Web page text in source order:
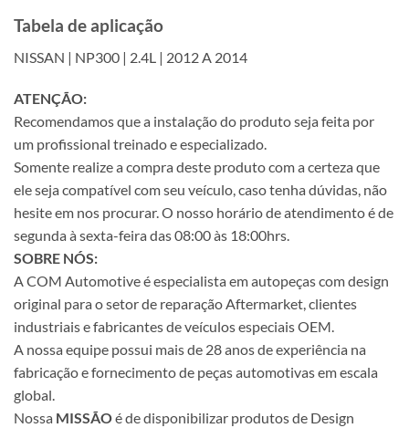
Tabela de aplicação
NISSAN | NP300 | 2.4L | 2012 A 2014
ATENÇÃO:
Recomendamos que a instalação do produto seja feita por
um profissional treinado e especializado.
Somente realize a compra deste produto com a certeza que
ele seja compatível com seu veículo, caso tenha dúvidas, não
hesite em nos procurar. O nosso horário de atendimento é de
segunda à sexta-feira das 08:00 às 18:00hrs.
SOBRE NÓS:
A COM Automotive é especialista em autopeças com design
original para o setor de reparação Aftermarket, clientes
industriais e fabricantes de veículos especiais OEM.
A nossa equipe possui mais de 28 anos de experiência na
fabricação e fornecimento de peças automotivas em escala
global.
Nossa MISSÃOé de disponibilizar produtos de Design